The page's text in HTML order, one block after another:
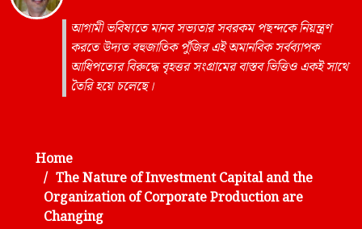
আগামী ভবিষ্যতে মানব সভ্যতার সবরকম পছন্দকে নিয়ন্ত্রণ
করতে উদ্যত বহুজাতিক পুঁজির এই অমানবিক সর্বব্যাপক
আধিপত্যের বিরুদ্ধে বৃহত্তর সংগ্রামের বাস্তব ভিত্তিও একই সাথে
তৈরি হয়ে চলেছে।
Home
The Nature of Investment Capital and the
Organization of Corporate Production are
Changing